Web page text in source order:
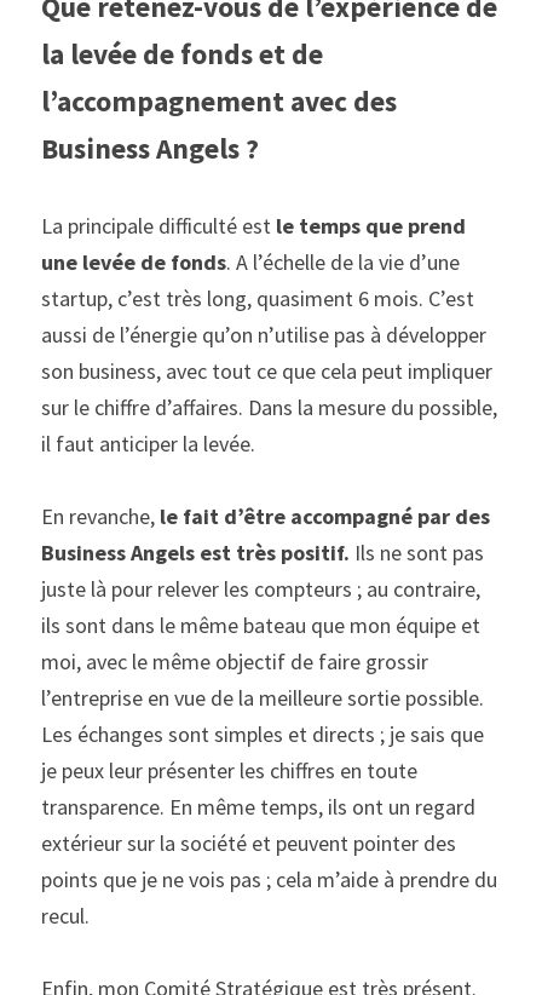
la levée de fonds et de
l’accompagnement avec des
Business Angels ?
La principale difficulté est le temps que prend
une levée de fonds. A l’échelle de la vie d’une
startup, c’est très long, quasiment 6 mois. C’est
aussi de l’énergie qu’on n’utilise pas à développer
son business, avec tout ce que cela peut impliquer
sur le chiffre d’affaires. Dans la mesure du possible,
il faut anticiper la levée.
En revanche, le fait d’être accompagné par des
Business Angels est très positif. Ils ne sont pas
juste là pour relever les compteurs ; au contraire,
ils sont dans le même bateau que mon équipe et
moi, avec le même objectif de faire grossir
l’entreprise en vue de la meilleure sortie possible.
Les échanges sont simples et directs ; je sais que
je peux leur présenter les chiffres en toute
transparence. En même temps, ils ont un regard
extérieur sur la société et peuvent pointer des
points que je ne vois pas ; cela m’aide à prendre du
recul.
Enfin, mon Comité Stratégique est très présent.